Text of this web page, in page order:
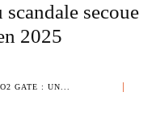
secoue
2025
GATE : UN...